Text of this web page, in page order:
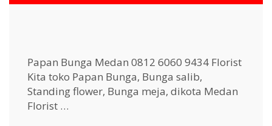
Papan Bunga Medan 0812 6060 9434 Florist
Kita toko Papan Bunga, Bunga salib,
Standing flower, Bunga meja, dikota Medan
Florist …